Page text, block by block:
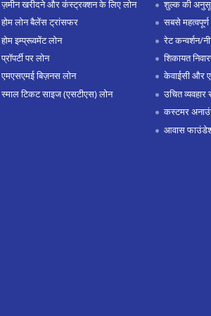
ज़मीन खरीदने और कंस्ट्रक्शन के लिए लोन
होम लोन बैलेंस ट्रांसफर
होम इम्प्रूवमेंट लोन
प्रॉपर्टी पर लोन
एमएसएमई बिज़नस लोन
स्माल टिकट साइज (एसटीएस) लोन
शुल्क की
सबसे महत्वपूर्ण
रेट कन्वर्शन/
शिकायत
केवाईसी और
उचित व्यवहार
कस्टमर
आवास